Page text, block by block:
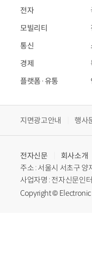
전자
모빌리티
통신
경제
플랫폼·유통
지면광고안내 행사
전자신문
회사소개
주소 : 서울시 서초구
사업자명 : 전자신문인
Copyright ©